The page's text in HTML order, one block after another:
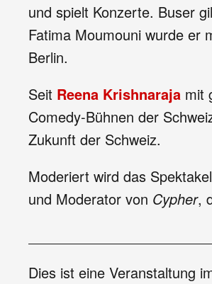
und spielt Konzerte. Buser
Fatima Moumouni wurde er
Berlin.
Seit Reena Krishnaraja mit
Comedy-Bühnen der
Zukunft der Schweiz.
Moderiert wird das
und Moderator von Cypher,
Dies ist eine Veranstaltung